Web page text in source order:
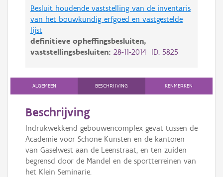
Besluit houdende vaststelling van de inventaris
van het bouwkundig erfgoed en vastgestelde
lijst
definitieve opheffingsbesluiten,
vaststellingsbesluiten: 28-11-2014 ID: 5825
ALGEMEEN BESCHRIJVING KENMERKEN
Beschrijving
Indrukwekkend gebouwencomplex gevat tussen de
Academie voor Schone Kunsten en de kantoren
van Gaselwest aan de Leenstraat, en ten zuiden
begrensd door de Mandel en de sportterreinen van
het Klein Seminarie.